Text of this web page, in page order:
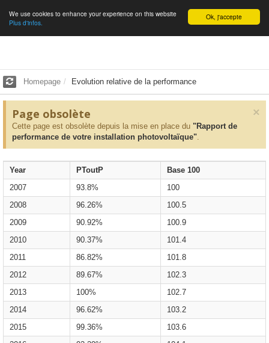
English Ok, j'accepte
We use cookies to enhance your experience on this website
Plus d'infos.
Homepage Evolution relative de la performance
×
Page obsolète
Cette page est obsolète depuis la mise en place du "Rapport de
performance de votre installation photovoltaïque".
Year PToutP
Base 100
2007
93.8%
100
2008
96.26%
100.5
2009
90.92%
100.9
2010
90.37%
101.4
2011
86.82%
101.8
2012
89.67%
102.3
2013
100%
102.7
2014
96.62%
103.2
2015
99.36%
103.6